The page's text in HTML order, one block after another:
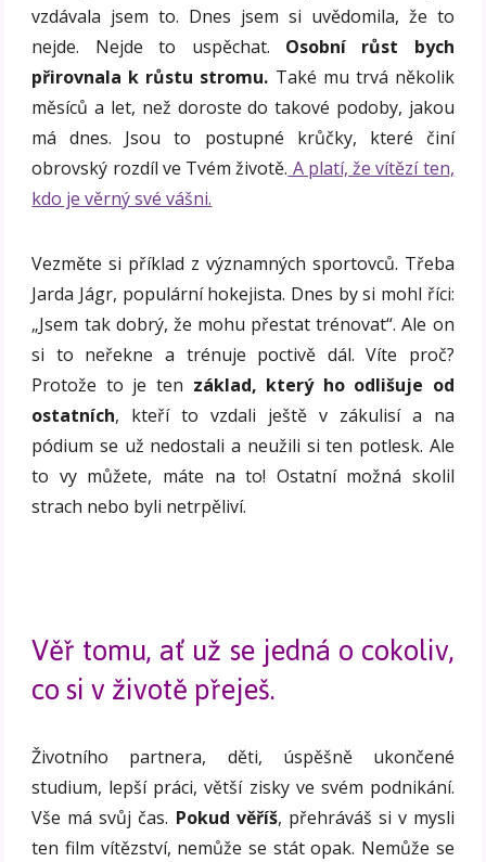
vzdávala jsem to. Dnes jsem si uvědomila, že to
nejde. Nejde to uspěchat. Osobní růst bych
přirovnala k růstu stromu. Také mu trvá několik
měsíců a let, než doroste do takové podoby, jakou
má dnes. Jsou to postupné krůčky, které činí
obrovský rozdíl ve Tvém životě. A platí, že vítězí ten,
kdo je věrný své vášni.
Vezměte si příklad z významných sportovců. Třeba
Jarda Jágr, populární hokejista. Dnes by si mohl říci:
„Jsem tak dobrý, že mohu přestat trénovat“. Ale on
si to neřekne a trénuje poctivě dál. Víte proč?
Protože to je ten základ, který ho odlišuje od
ostatních, kteří to vzdali ještě v zákulisí a na
pódium se už nedostali a neužili si ten potlesk. Ale
to vy můžete, máte na to! Ostatní možná skolil
strach nebo byli netrpěliví.
Věř tomu, ať už se jedná o cokoliv,
co si v životě přeješ.
Životního partnera, děti, úspěšně ukončené
studium, lepší práci, větší zisky ve svém podnikání.
Vše má svůj čas. Pokud věříš, přehráváš si v mysli
ten film vítězství, nemůže se stát opak. Nemůže se